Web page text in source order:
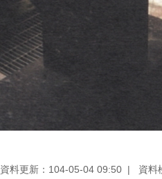
資料更新：104-05-04 09:50 資料